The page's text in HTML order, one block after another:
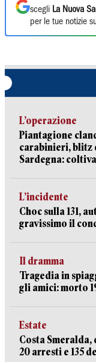
scegli La Nuova
per le tue notizie
L’operazione
Piantagione
carabinieri, blitz
Sardegna:
L’incidente
Choc sulla 131,
gravissimo il
Il dramma
Tragedia in
gli amici: morto
Estate
Costa
20 arresti e 135